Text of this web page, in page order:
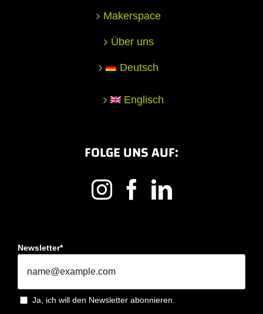
Makerspace
Über uns
Deutsch
Englisch
FOLGE UNS AUF:
Newsletter*
Ja, ich will den Newsletter abonnieren.